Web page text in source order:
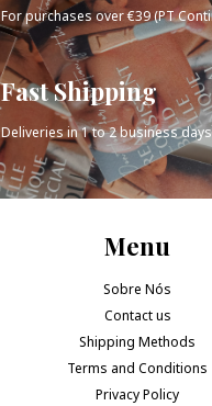
For purchases over €39 (PT
Fast Shipping
Deliveries in 1 to 2 business
Menu
Sobre Nós
Contact us
Shipping Methods
Terms and Conditions
Privacy Policy